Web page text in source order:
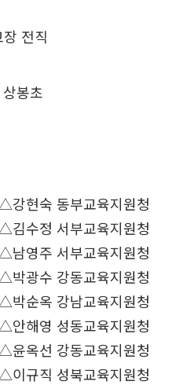
전직
봉초
현숙 동부교육지원청
수정 서부교육지원청
영주 서부교육지원청
광수 강동교육지원청
순옥 강남교육지원청
해영 성동교육지원청
옥선 강동교육지원청
규직 성북교육지원청